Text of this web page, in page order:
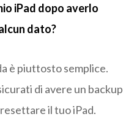
iPad dopo averlo
dato?
è piuttosto semplice.
di avere un backup
il tuo iPad.